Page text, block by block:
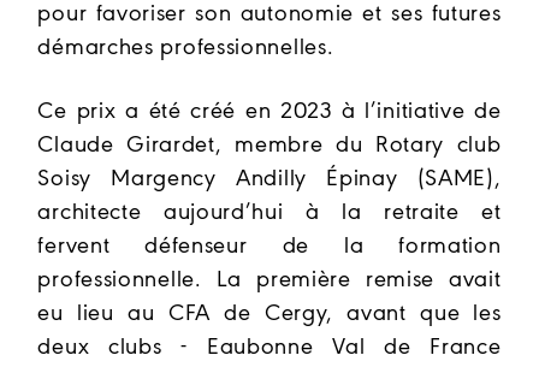
pour favoriser son autonomie et ses futures
démarches professionnelles.
Ce prix a été créé en 2023 à l’initiative de
Claude Girardet, membre du Rotary club
Soisy Margency Andilly Épinay (SAME),
architecte aujourd’hui à la retraite et
fervent défenseur de la formation
professionnelle. La première remise avait
eu lieu au CFA de Cergy, avant que les
deux clubs - Eaubonne Val de France